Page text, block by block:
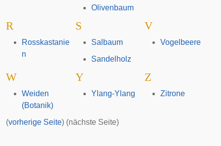
Olivenbaum
R
Rosskastanie
n
S
Salbaum
Sandelholz
V
Vogelbeere
W
Weiden
(Botanik)
Y
Ylang-Ylang
Z
Zitrone
(vorherige Seite) (nächste Seite)